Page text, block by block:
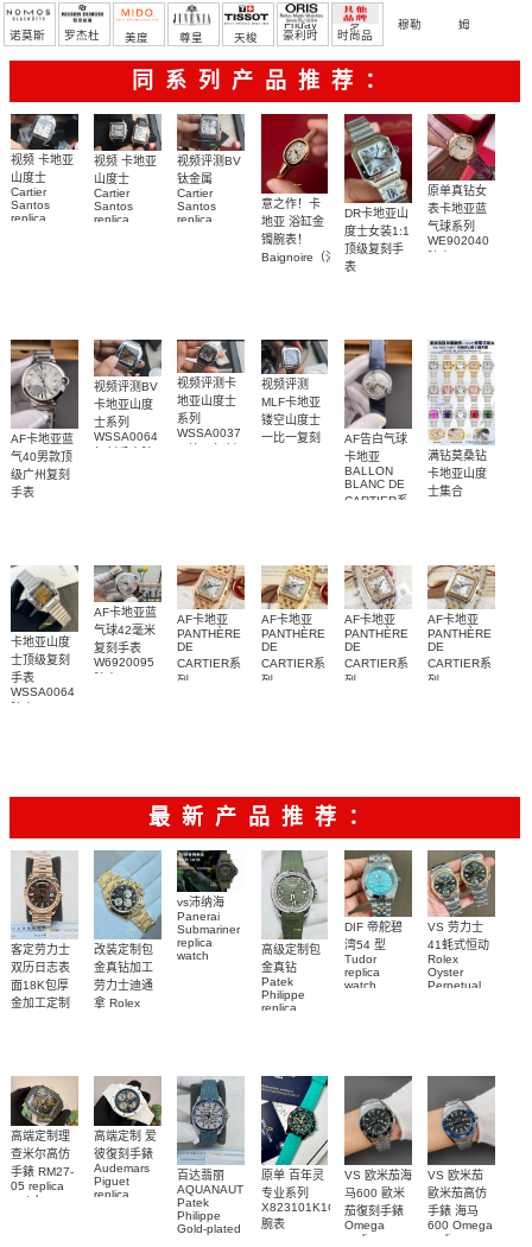
Friday 罗 穆勒
姆
诺莫斯
罗杰杜 美度 尊皇 天梭 豪利时 时尚品
牌/原单
同系列产品推荐：
视频 卡地亚
山度士
Cartier
Santos
replica
视频 卡地亚
山度士
Cartier
Santos
replica
视频评测BV
钛金属
Cartier
Santos
replica
意之作！卡
地亚 浴缸金
镯腕表！
Baignoire（浴
DR卡地亚山
度士女装1:1
顶级复刻手
表
原单真钻女
表卡地亚蓝
气球系列
WE902040
AF卡地亚蓝
气40男款顶
级广州复刻
手表
视频评测BV
卡地亚山度
士系列
WSSA0064
视频评测卡
地亚山度士
系列
WSSA0037
视频评测
MLF卡地亚
镂空山度士
一比一复刻
AF告白气球
卡地亚
BALLON
BLANC DE
CARTIER系
满钻莫桑钻
卡地亚山度
士集合
卡地亚山度
士顶级复刻
手表
WSSA0064
AF卡地亚蓝
气球42毫米
复刻手表
W6920095
AF卡地亚
PANTHÈRE
DE
CARTIER系
列
AF卡地亚
PANTHÈRE
DE
CARTIER系
列
AF卡地亚
PANTHÈRE
DE
CARTIER系
列
AF卡地亚
PANTHÈRE
DE
CARTIER系
列
最新产品推荐：
客定劳力士
双历日志表
面18K包厚
金加工定制
watch
改装定制包
金真钻加工
劳力士迪通
拿 Rolex
diamonds
m126508-
0003腕表
vs沛纳海
Panerai
Submariner
replica
watch
高级定制包
金真钻
Patek
Philippe
replica
011復刻手錶
腕表
DIF 帝舵碧
湾54 型
Tudor
replica
watch
VS 劳力士
41蚝式恒动
Rolex
Oyster
Perpetual
高端定制理
查米尔高仿
手錶 RM27-
05 replica
watch
高端定制 爱
彼復刻手錶
Audemars
Piguet
replica
26579CB.OO.1225CB.01
百达翡丽
AQUANAUT
Patek
Philippe
Gold-plated
原单 百年灵
专业系列
X823101K1C1S1
腕表
VS 欧米茄海
马600 歐米
茄復刻手錶
Omega
replica
VS 欧米茄
歐米茄高仿
手錶 海马
600 Omega
replica